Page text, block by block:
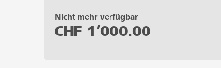
Nicht mehr verfügbar
CHF 1’000.00